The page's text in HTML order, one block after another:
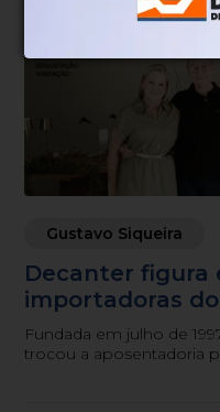
Gustavo Siqueira
Decanter figura
importadoras
Fundada em julho de
trocou a aposentadoria